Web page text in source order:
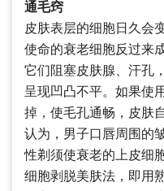
通毛窍
皮肤表层的细胞日久会
使命的衰老细胞反过来
它们阻塞皮肤腺、汗孔
呈现凹凸不平。如果使
掉，使毛孔通畅，皮肤
认为，男子口唇周围的
性剃须使衰老的上皮细
细胞剥脱美肤法，即用